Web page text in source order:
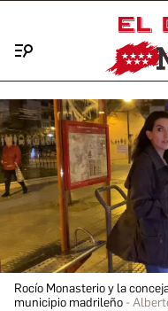
Rocío Monasterio y la
municipio madrileño